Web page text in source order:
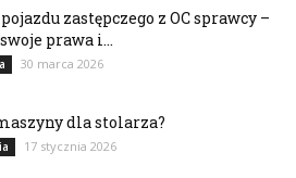
zastępczego z OC sprawcy –
prawa i...
30 marca 2026
dla stolarza?
17 stycznia 2026